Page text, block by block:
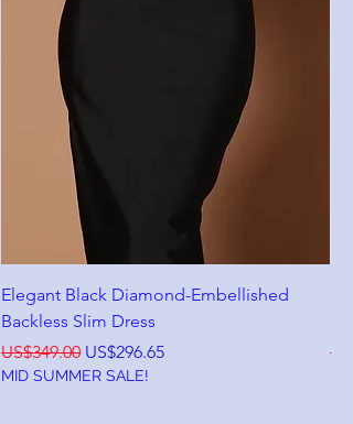
Elegant Black Diamond-Embellished
Backless Slim Dress
一般價格
US$349.00 促銷價格
US$296.65
MID SUMMER SALE!
一